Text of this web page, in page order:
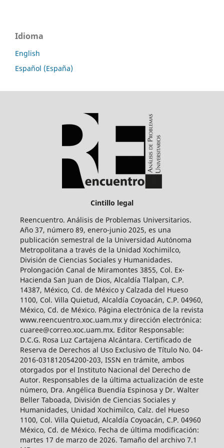
Idioma
English
Español (España)
Cintillo legal
Reencuentro. Análisis de Problemas Universitarios.
Año 37, número 89, enero-junio 2025, es una
publicación semestral de la Universidad Autónoma
Metropolitana a través de la Unidad Xochimilco,
División de Ciencias Sociales y Humanidades.
Prolongación Canal de Miramontes 3855, Col. Ex-
Hacienda San Juan de Dios, Alcaldía Tlalpan, C.P.
14387, México, Cd. de México y Calzada del Hueso
1100, Col. Villa Quietud, Alcaldía Coyoacán, C.P. 04960,
México, Cd. de México. Página electrónica de la revista
www.reencuentro.xoc.uam.mx y dirección electrónica:
cuaree@correo.xoc.uam.mx. Editor Responsable:
D.C.G. Rosa Luz Cartajena Alcántara. Certificado de
Reserva de Derechos al Uso Exclusivo de Título No. 04-
2016-031812054200-203, ISSN en trámite, ambos
otorgados por el Instituto Nacional del Derecho de
Autor. Responsables de la última actualización de este
número, Dra. Angélica Buendía Espinosa y Dr. Walter
Beller Taboada, División de Ciencias Sociales y
Humanidades, Unidad Xochimilco, Calz. del Hueso
1100, Col. Villa Quietud, Alcaldía Coyoacán, C.P. 04960
México, Cd. de México. Fecha de última modificación:
martes 17 de marzo de 2026. Tamaño del archivo 7.1